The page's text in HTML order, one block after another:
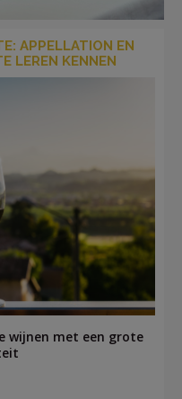
APPELLATION EN
LEREN KENNEN
wijnen met een grote